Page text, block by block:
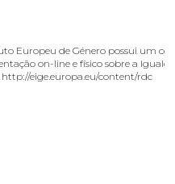
Europeu de Género possui um
on-line e físico sobre a
http://eige.europa.eu/content/rdc